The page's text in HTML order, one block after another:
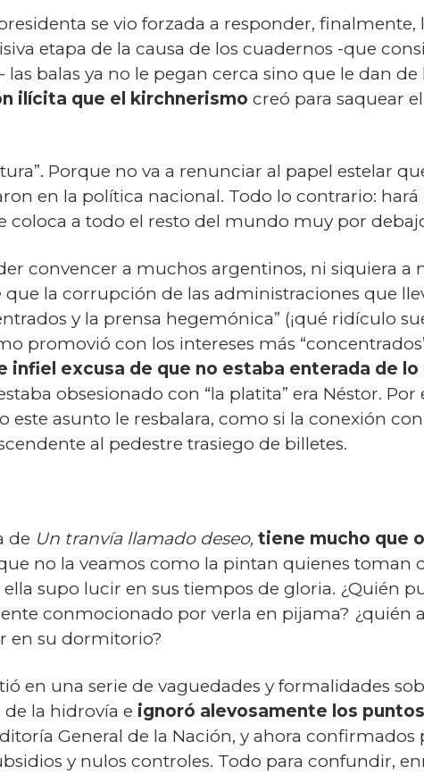
se vio forzada a responder, finalmente,
etapa de la causa de los cuadernos -que
balas ya no le pegan cerca sino que le dan de
ilícita que el kirchnerismo creó para saquear
Porque no va a renunciar al papel estelar
en la política nacional. Todo lo contrario:
coloca a todo el resto del mundo muy por
convencer a muchos argentinos, ni siquiera a
la corrupción de las administraciones que
y la prensa hegemónica” (¡qué ridículo
promovió con los intereses más
infiel excusa de que no estaba enterada de lo
obsesionado con “la platita” era Néstor.
asunto le resbalara, como si la conexión
al pedestre trasiego de billetes.
de Un tranvía llamado deseo, tiene mucho que
no la veamos como la pintan quienes toman
supo lucir en sus tiempos de gloria. ¿Quién
conmocionado por verla en pijama? ¿quién
en su dormitorio?
en una serie de vaguedades y formalidades
la hidrovía e ignoró alevosamente los
General de la Nación, y ahora confirmados
y nulos controles. Todo para confundir,